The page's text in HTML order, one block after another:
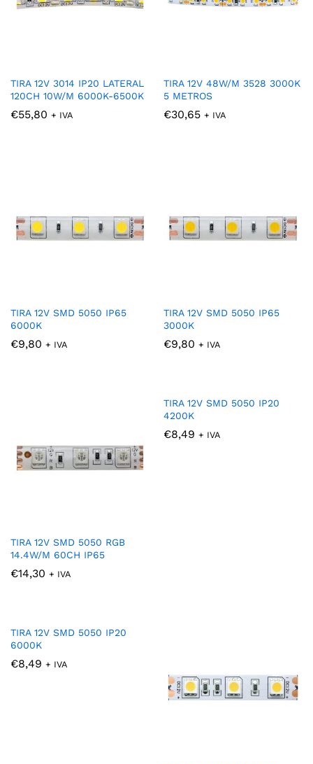
TIRA 12V 3014 IP20 LATERAL
120CH 10W/M 6000K-6500K
€55,80 + IVA
TIRA 12V 48W/M 3528 3000K
5 METROS
€30,65 + IVA
TIRA 12V SMD 5050 IP65
6000K
€9,80 + IVA
TIRA 12V SMD 5050 IP65
3000K
€9,80 + IVA
TIRA 12V SMD 5050 RGB
14.4W/M 60CH IP65
€14,30 + IVA
TIRA 12V SMD 5050 IP20
4200K
€8,49 + IVA
TIRA 12V SMD 5050 IP20
6000K
€8,49 + IVA